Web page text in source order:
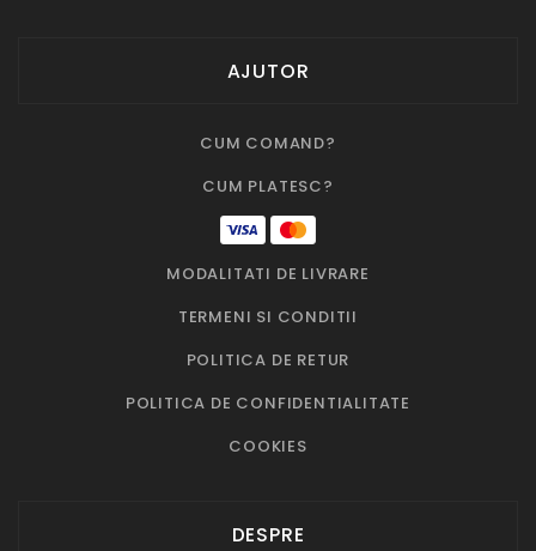
AJUTOR
CUM COMAND?
CUM PLATESC?
MODALITATI DE LIVRARE
TERMENI SI CONDITII
POLITICA DE RETUR
POLITICA DE CONFIDENTIALITATE
COOKIES
DESPRE